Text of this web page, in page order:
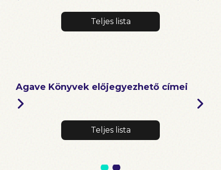
Teljes lista
Agave Könyvek előjegyezhető címei
Teljes lista